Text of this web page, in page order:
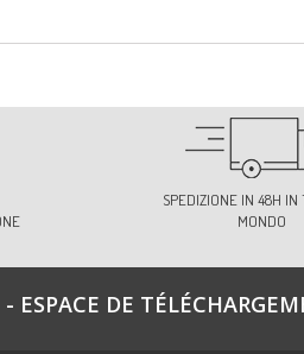
SPEDIZIONE IN 48H IN
MONDO
ESPACE DE